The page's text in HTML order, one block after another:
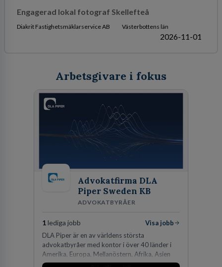
Engagerad lokal fotograf Skellefteå
Diakrit Fastighetsmäklarservice AB Västerbottens län
2026-11-01
Arbetsgivare i fokus
Advokatfirma DLA
Piper Sweden KB
ADVOKATBYRÅER
1lediga jobb
Visa jobb
DLA Piper är en av världens största
advokatbyråer med kontor i över 40 länder i
Amerika, Europa, Mellanöstern, Afrika, Asien
och Oceanien. Vi är specialister inom